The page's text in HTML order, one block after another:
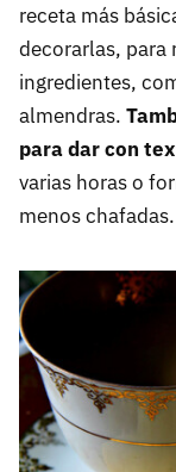
receta más
decorarlas, para
ingredientes,
almendras.
para dar con
varias horas o
menos chafadas.